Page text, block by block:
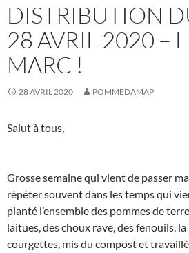
DISTRIBUTION
28 AVRIL 2020 –
MARC !
28 AVRIL 2020 POMMEDAMAP
Salut à tous,
Grosse semaine qui vient de passer
répéter souvent dans les temps qui
planté l’ensemble des pommes de
laitues, des choux rave, des fenouils,
courgettes, mis du compost et